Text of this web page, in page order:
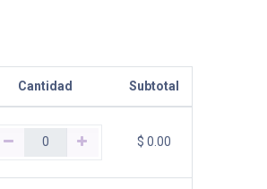
Cantidad Subtotal
$ 0.00